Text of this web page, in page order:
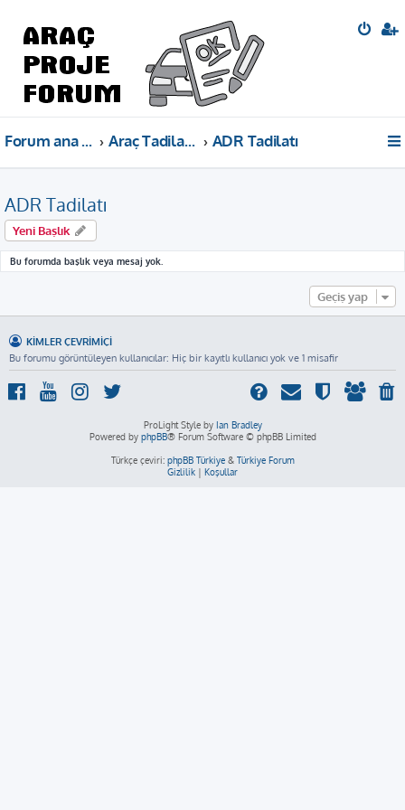
Forum ana sayfa Araç Tadilat Projeleri Bilgi Paylaşımı ADR Tadilatı
ADR Tadilatı
Yeni Başlık
Bu forumda başlık veya mesaj yok.
Geçiş yap
KIMLER ÇEVRIMIÇI
Bu forumu görüntüleyen kullanıcılar: Hiç bir kayıtlı kullanıcı yok ve 1 misafir
ProLight Style by Ian Bradley
Powered by phpBB® Forum Software © phpBB Limited
Türkçe çeviri: phpBB Türkiye& Türkiye Forum
Gizlilik | Koşullar